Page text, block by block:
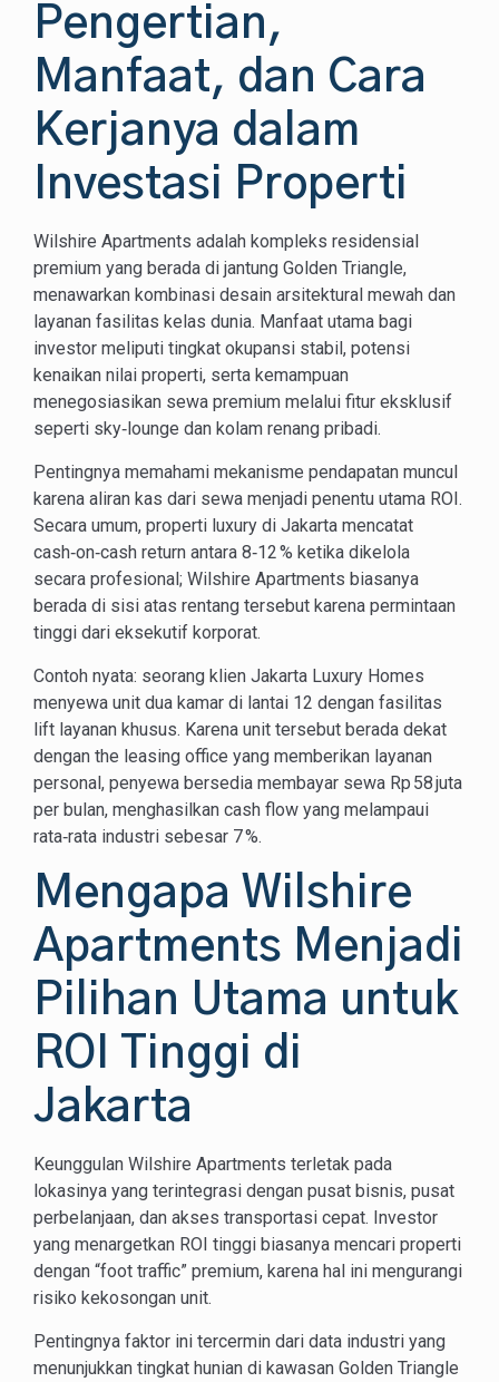
Pengertian,
Manfaat, dan Cara
Kerjanya dalam
Investasi Properti
Wilshire Apartments adalah kompleks residensial
premium yang berada di jantung Golden Triangle,
menawarkan kombinasi desain arsitektural mewah dan
layanan fasilitas kelas dunia. Manfaat utama bagi
investor meliputi tingkat okupansi stabil, potensi
kenaikan nilai properti, serta kemampuan
menegosiasikan sewa premium melalui fitur eksklusif
seperti sky‑lounge dan kolam renang pribadi.
Pentingnya memahami mekanisme pendapatan muncul
karena aliran kas dari sewa menjadi penentu utama ROI.
Secara umum, properti luxury di Jakarta mencatat
cash‑on‑cash return antara 8‑12 % ketika dikelola
secara profesional; Wilshire Apartments biasanya
berada di sisi atas rentang tersebut karena permintaan
tinggi dari eksekutif korporat.
Contoh nyata: seorang klien Jakarta Luxury Homes
menyewa unit dua kamar di lantai 12 dengan fasilitas
lift layanan khusus. Karena unit tersebut berada dekat
dengan the leasing office yang memberikan layanan
personal, penyewa bersedia membayar sewa Rp 58 juta
per bulan, menghasilkan cash flow yang melampaui
rata‑rata industri sebesar 7 %.
Mengapa Wilshire
Apartments Menjadi
Pilihan Utama untuk
ROI Tinggi di
Jakarta
Keunggulan Wilshire Apartments terletak pada
lokasinya yang terintegrasi dengan pusat bisnis, pusat
perbelanjaan, dan akses transportasi cepat. Investor
yang menargetkan ROI tinggi biasanya mencari properti
dengan “foot traffic” premium, karena hal ini mengurangi
risiko kekosongan unit.
Pentingnya faktor ini tercermin dari data industri yang
menunjukkan tingkat hunian di kawasan Golden Triangle